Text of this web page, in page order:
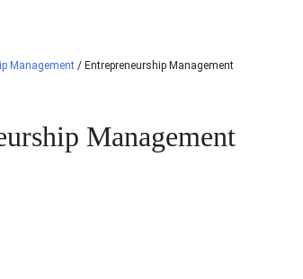
Management / Entrepreneurship Management
Management